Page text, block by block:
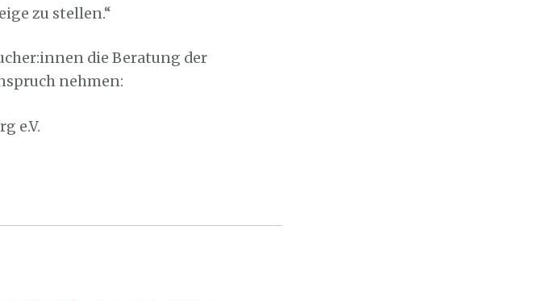
zu stellen.“
die Beratung der
nehmen:
e.V.